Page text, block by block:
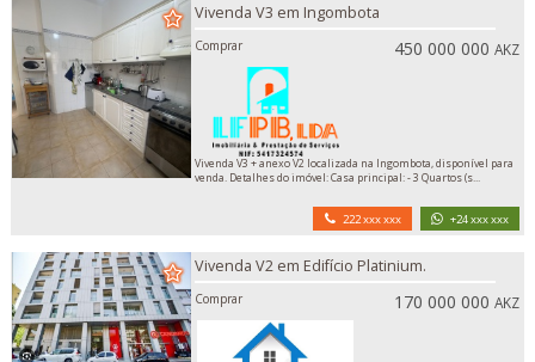
Vivenda V3 em Ingombota
Comprar 450 000 000AKZ
Vivenda V3 + anexo V2 localizada na Ingombota, disponível para
venda. Detalhes do imóvel: Casa principal: - 3 Quartos (s...
222 xxx xxx +24 xxx xxx
Vivenda V2 em Edifício Platinium.
Comprar 170 000 000AKZ